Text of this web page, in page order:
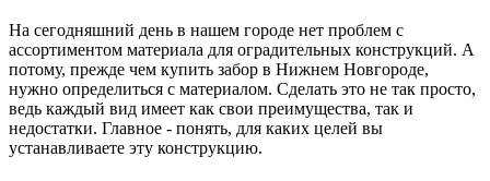
На сегодняшний день в нашем городе нет проблем с
ассортиментом материала для оградительных конструкций. А
потому, прежде чем купить забор в Нижнем Новгороде,
нужно определиться с материалом. Сделать это не так просто,
ведь каждый вид имеет как свои преимущества, так и
недостатки. Главное - понять, для каких целей вы
устанавливаете эту конструкцию.